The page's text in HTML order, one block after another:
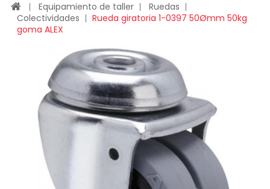
Equipamiento de taller
Ruedas
Colectividades
Rueda giratoria 1-0397 50Ømm 50kg
goma ALEX